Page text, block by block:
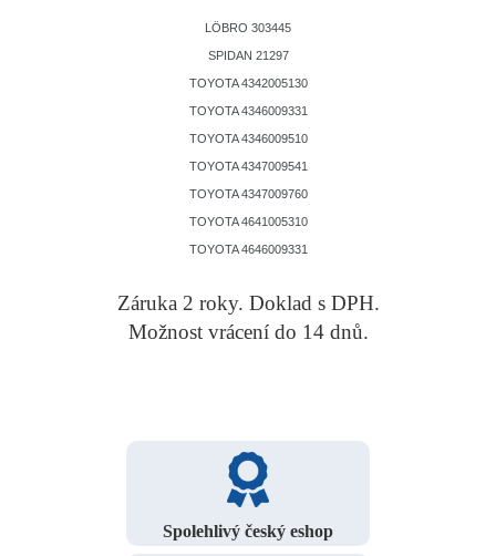
LÖBRO 303445
SPIDAN 21297
TOYOTA 4342005130
TOYOTA 4346009331
TOYOTA 4346009510
TOYOTA 4347009541
TOYOTA 4347009760
TOYOTA 4641005310
TOYOTA 4646009331
Záruka 2 roky. Doklad s DPH.
Možnost vrácení do 14 dnů.
Spolehlivý český eshop